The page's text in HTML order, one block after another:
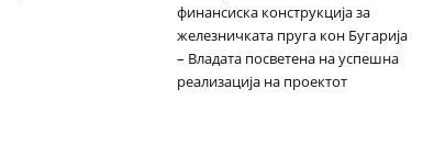
финансиска конструкција за
железничката пруга кон Бугарија
– Владата посветена на успешна
реализација на проектот